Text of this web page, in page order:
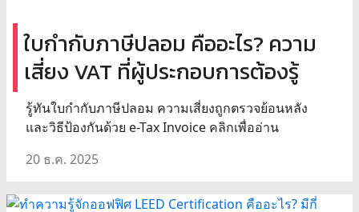
ใบกำกับภาษีปลอม คืออะไร? ความ
เสี่ยง VAT ที่ผู้ประกอบการต้องรู้
รู้ทันใบกำกับภาษีปลอม ความเสี่ยงถูกตรวจย้อนหลัง
และวิธีป้องกันด้วย e-Tax Invoice คลิกเพื่ออ่าน
20 ธ.ค. 2025